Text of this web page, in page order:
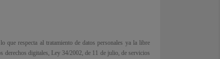
que respecta al tratamiento de datos personales ya la libre
derechos digitales, Ley 34/2002, de 11 de julio, de servicios